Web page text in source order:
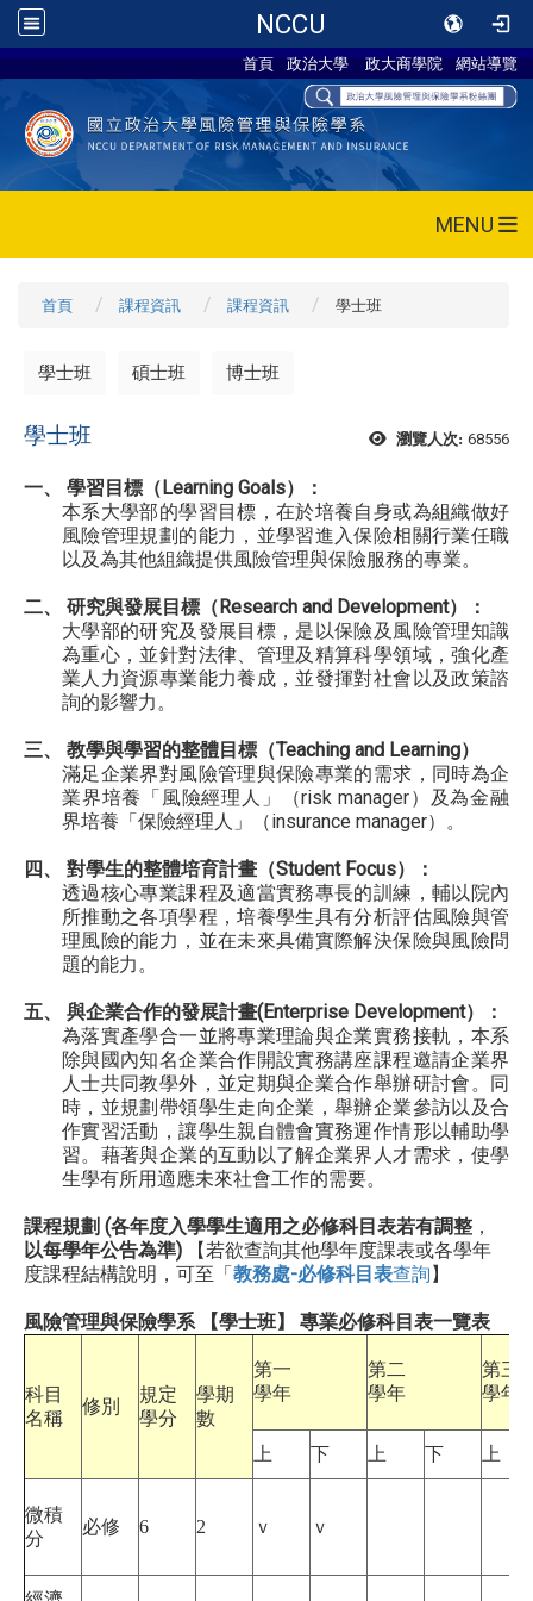
NCCU
首頁 政治大學 政大商學院 網站導覽
MENU
首頁 課程資訊 課程資訊 學士班
學士班 碩士班 博士班
瀏覽人次: 68556
學士班
一、 學習目標（Learning Goals）：
本系大學部的學習目標，在於培養自身或為組織做好
風險管理規劃的能力，並學習進入保險相關行業任職
以及為其他組織提供風險管理與保險服務的專業。
二、 研究與發展目標（Research and Development）：
大學部的研究及發展目標，是以保險及風險管理知識
為重心，並針對法律、管理及精算科學領域，強化產
業人力資源專業能力養成，並發揮對社會以及政策諮
詢的影響力。
三、 教學與學習的整體目標（Teaching and Learning）
滿足企業界對風險管理與保險專業的需求，同時為企
業界培養「風險經理人」（risk manager）及為金融
界培養「保險經理人」（insurance manager）。
四、 對學生的整體培育計畫（Student Focus）：
透過核心專業課程及適當實務專長的訓練，輔以院內
所推動之各項學程，培養學生具有分析評估風險與管
理風險的能力，並在未來具備實際解決保險與風險問
題的能力。
五、 與企業合作的發展計畫(Enterprise Development）：
為落實產學合一並將專業理論與企業實務接軌，本系
除與國內知名企業合作開設實務講座課程邀請企業界
人士共同教學外，並定期與企業合作舉辦研討會。同
時，並規劃帶領學生走向企業，舉辦企業參訪以及合
作實習活動，讓學生親自體會實務運作情形以輔助學
習。藉著與企業的互動以了解企業界人才需求，使學
生學有所用適應未來社會工作的需要。
課程規劃 (各年度入學學生適用之必修科目表若有調整 ，
以每學年公告為準) 【若欲查詢其他學年度課表或各學年
度課程結構說明，可至「教務處-必修科目表查詢】
風險管理與保險學系 【學士班】 專業必修科目表一覽表
科目
名稱
修別
規定
學分
學期
數
第一
學年
第二
學年
第三
學年
上 下 上 下 上
微積
分
必修 6 2 ｖ ｖ